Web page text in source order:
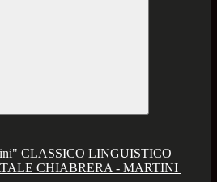
CLASSICO LINGUISTICO
CHIABRERA - MARTINI